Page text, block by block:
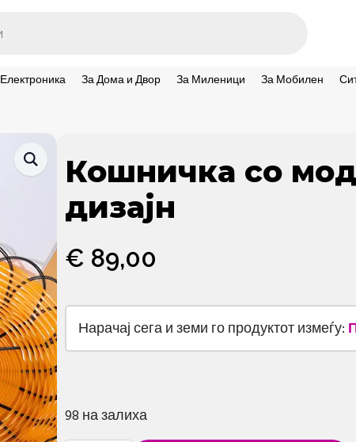
Електроника За Дома и Двор За Миленици За Мобилен
Кошничка со
дизајн
€ 89,00
Нарачај сега и земи го продуктот измеѓу:
98 на залиха